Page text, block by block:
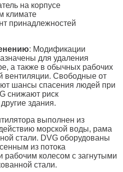
на корпусе
климате
принадлежностей
: Модификации
для удаления
а также в обычных рабочих
вентиляции. Свободные от
шансы спасения людей при
снижают риск
здания.
выполнен из
морской воды, рама
стали. DVG оборудованы
из потока
рабочим колесом с загнутыми
стали.